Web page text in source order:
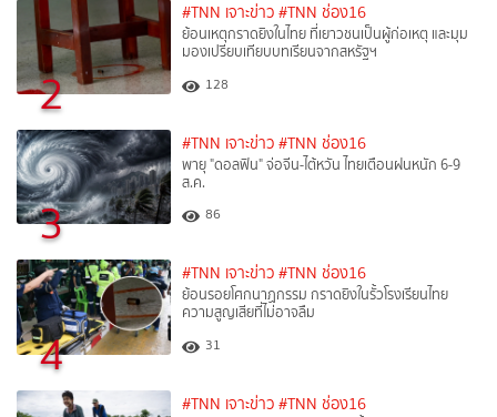
2
#TNN เจาะข่าว #TNN ช่อง16
ย้อนเหตุกราดยิงในไทย ที่เยาวชนเป็นผู้ก่อเหตุ และมุม
มองเปรียบเทียบบทเรียนจากสหรัฐฯ
128
3
#TNN เจาะข่าว #TNN ช่อง16
พายุ "ดอลฟิน" จ่อจีน-ไต้หวัน ไทยเตือนฝนหนัก 6-9
ส.ค.
86
4
#TNN เจาะข่าว #TNN ช่อง16
ย้อนรอยโศกนาฏกรรม กราดยิงในรั้วโรงเรียนไทย
ความสูญเสียที่ไม่อาจลืม
31
#TNN เจาะข่าว #TNN ช่อง16